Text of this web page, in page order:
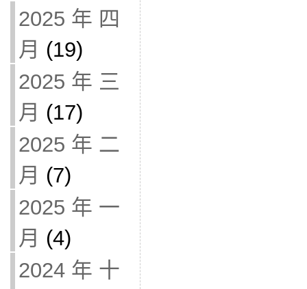
2025 年 四
月 (19)
2025 年 三
月 (17)
2025 年 二
月 (7)
2025 年 一
月 (4)
2024 年 十